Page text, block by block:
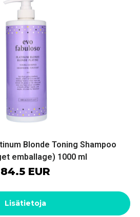
Blonde Toning Shampoo
emballage) 1000 ml
84.5 EUR
Lisätietoja